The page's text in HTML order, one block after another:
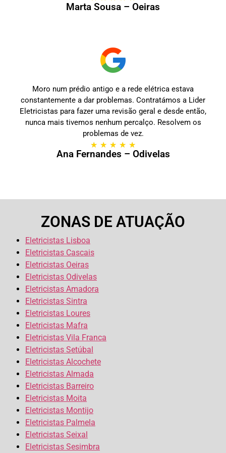
Marta Sousa – Oeiras
Moro num prédio antigo e a rede elétrica estava
constantemente a dar problemas. Contratámos a Lider
Eletricistas para fazer uma revisão geral e desde então,
nunca mais tivemos nenhum percalço. Resolvem os
problemas de vez.
★ ★ ★ ★ ★
Ana Fernandes – Odivelas
ZONAS DE ATUAÇÃO
Eletricistas Lisboa
Eletricistas Cascais
Eletricistas Oeiras
Eletricistas Odivelas
Eletricistas Amadora
Eletricistas Sintra
Eletricistas Loures
Eletricistas Mafra
Eletricistas Vila Franca
Eletricistas Setúbal
Eletricistas Alcochete
Eletricistas Almada
Eletricistas Barreiro
Eletricistas Moita
Eletricistas Montijo
Eletricistas Palmela
Eletricistas Seixal
Eletricistas Sesimbra